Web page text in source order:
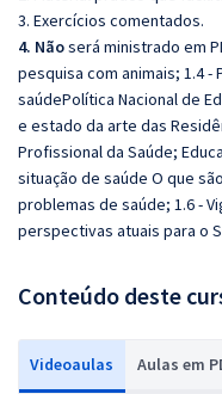
3. Exercícios comentados.
4. Nãoserá ministrado em
pesquisa com animais; 1.4 -
saúdePolítica Nacional de
e estado da arte das
Profissional da Saúde;
situação de saúde O que
problemas de saúde; 1.6 -
perspectivas atuais para o
Conteúdo deste
Videoaulas Aulas em